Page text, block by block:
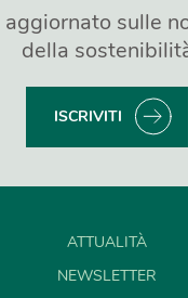
sulle
della
ISCRIVITI
ATTUALITÀ
NEWSLETTER